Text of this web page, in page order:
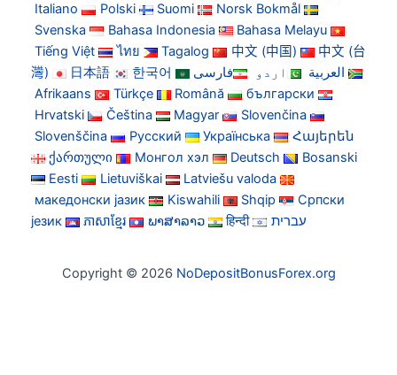
Italiano
Polski Suomi
Norsk Bokmål
Svenska
Bahasa Indonesia
Bahasa Melayu
Tiếng Việt
ไทย Tagalog 中文 (中国)
中文 (台
灣)
日本語 한국어 العربية اردو
فارسی
Afrikaans
Türkçe Română
български
Hrvatski
Čeština Magyar
Slovenčina
Slovenščina
Русский Українська
Հայերեն
ქართული
Монгол хэл Deutsch
Bosanski
Eesti
Lietuviškai
Latviešu valoda
македонски јазик
Kiswahili Shqip
Српски
језик
ភាសាខ្មែរ ພາສາລາວ हिन्दी עברית
Copyright © 2026 NoDepositBonusForex.org